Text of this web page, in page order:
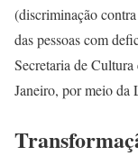
(discriminação
das pessoas com
Secretaria de
Janeiro, por meio